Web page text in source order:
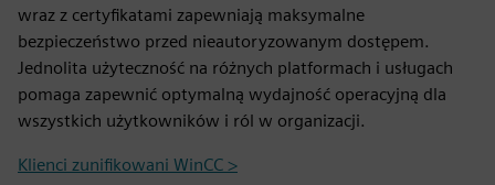
wraz z certyfikatami zapewniają maksymalne
bezpieczeństwo przed nieautoryzowanym dostępem.
Jednolita użyteczność na różnych platformach i usługach
pomaga zapewnić optymalną wydajność operacyjną dla
wszystkich użytkowników i ról w organizacji.
Klienci zunifikowani WinCC >